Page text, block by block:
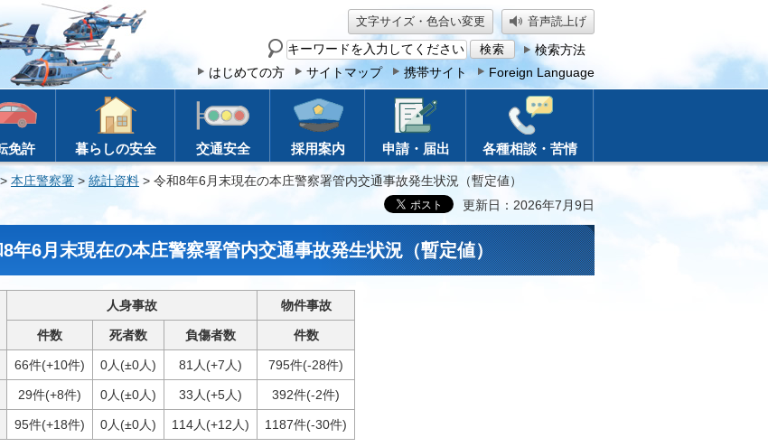
文字サイズ・色合い変更 音声読上げ
サ
イ
ト
検索方法
はじめての方
サイトマップ 携帯サイト Foreign Language
免許 暮らしの安全 交通安全 採用案内 申請・届出 各種相談・苦情
> 本庄警察署 > 統計資料 > 令和8年6月末現在の本庄警察署管内交通事故発生状況（暫定値）
更新日：2026年7月9日
年6月末現在の本庄警察署管内交通事故発生状況（暫定値）
人身事故 物件事故
件数 死者数 負傷者数 件数
66件(+10件) 0人(±0人) 81人(+7人) 795件(-28件)
29件(+8件) 0人(±0人) 33人(+5人) 392件(-2件)
95件(+18件) 0人(±0人) 114人(+12人) 1187件(-30件)